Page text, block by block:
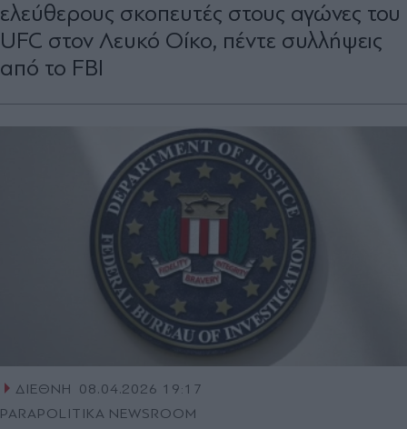
ελεύθερους σκοπευτές στους αγώνες του
UFC στον Λευκό Οίκο, πέντε συλλήψεις
από το FBI
ΔΙΕΘΝΗ
08.04.2026 19:17
PARAPOLITIKA NEWSROOM